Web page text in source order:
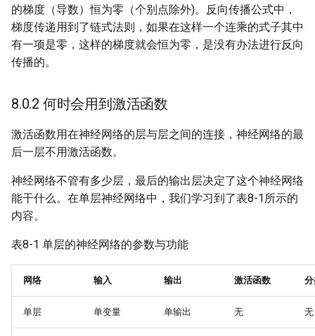
的梯度（导数）恒为零（个别点除外)。反向传播公式中，
梯度传递用到了链式法则，如果在这样一个连乘的式子其中
有一项是零，这样的梯度就会恒为零，是没有办法进行反向
传播的。
8.0.2 何时会用到激活函数
激活函数用在神经网络的层与层之间的连接，神经网络的最
后一层不用激活函数。
神经网络不管有多少层，最后的输出层决定了这个神经网络
能干什么。在单层神经网络中，我们学习到了表8-1所示的
内容。
表8-1 单层的神经网络的参数与功能
网络 输入 输出 激活函数
单层 单变量 单输出 无 无